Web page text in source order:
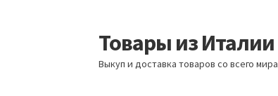
Перейти
к
навигации
Перейти
к
содержимому
Товары из Италии
Выкуп и доставка товаров со всего мира